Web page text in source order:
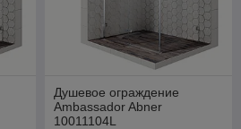
Душевое ограждение
Ambassador Abner
10011104L